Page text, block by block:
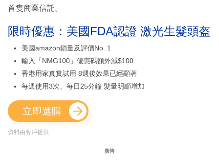
首隻商業信託。
限時優惠：美國FDA認證 激光生髮頭盔
美國amazon鎖量及評價No. 1
輸入「NMG100」優惠碼額外減$100
香港用家真實試用 8週後效果已經顯著
每週使用3次、每日25分鐘 髮量明顯增加
立即選購
資料由客戶提供
廣告